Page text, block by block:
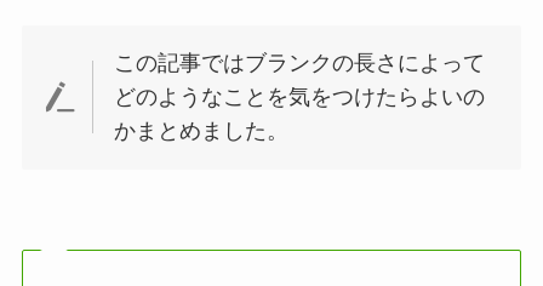
この記事ではブランクの長さによって
どのようなことを気をつけたらよいの
かまとめました。